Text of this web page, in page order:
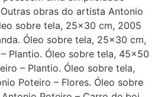
obras do artista Antonio
sobre tela, 25×30 cm, 2005
Óleo sobre tela, 25×30 cm,
Plantio. Óleo sobre tela, 45×50
– Plantio. Óleo sobre tela,
Poteiro – Flores. Óleo sobre